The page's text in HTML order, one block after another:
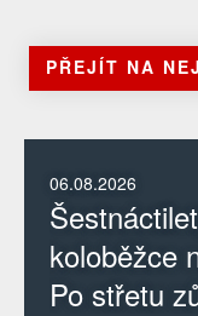
PŘEJÍT NA
06.08.2026
koloběžce
Po střetu